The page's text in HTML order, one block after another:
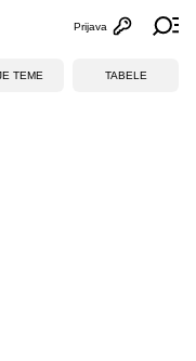
Otvori
Prijava
TEME TABELE